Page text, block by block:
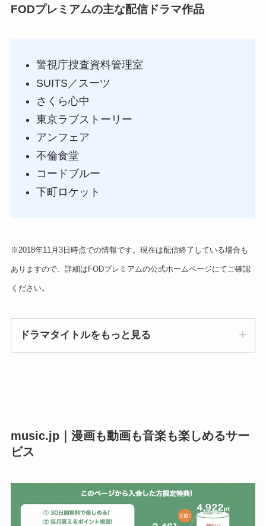
FODプレミアムの主な配信ドラマ作品
警視庁捜査資料管理室
SUITS／スーツ
さくら心中
東京ラブストーリー
アンフェア
不倫食堂
コードブルー
下町ロケット
※2018年11月3日時点での情報です。現在は配信終了している場合も
ありますので、詳細はFODプレミアムの公式ホームページにてご確認
ください。
ドラマタイトルをもっと見る
くら心中、【東海テレビ】結婚相手は抽選で、こ
んな未来は聞いてない!!、【東海ﾃﾚﾋﾞ】7人の夫
Not 2、黄昏流星群～人生折り返し、恋をした
～、東京ラブストーリー、GAKUYA～開場は開演
music.jp｜漫画も動画も音楽も楽しめるサー
ビス